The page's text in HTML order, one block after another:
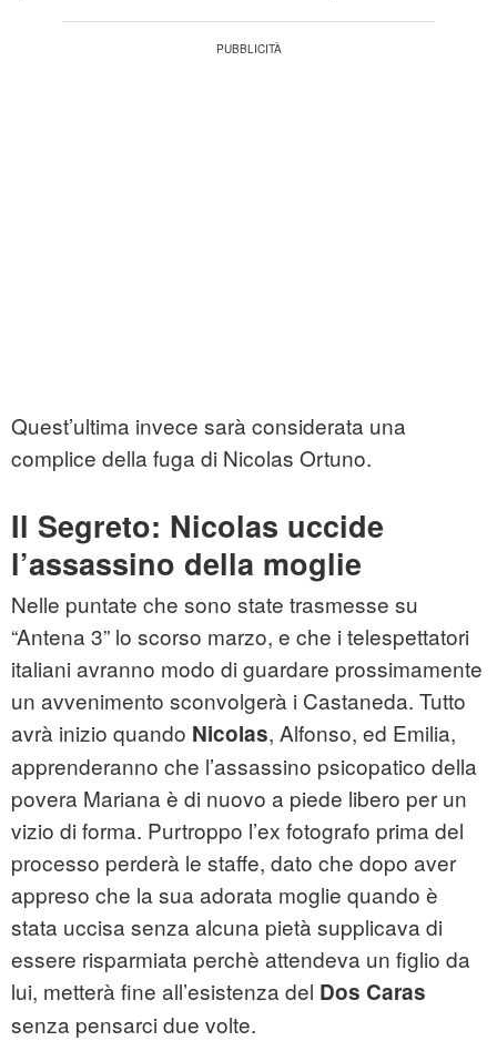
Quest’ultima invece sarà considerata una
complice della fuga di Nicolas Ortuno.
Il Segreto: Nicolas uccide
l’assassino della moglie
Nelle puntate che sono state trasmesse su
“Antena 3” lo scorso marzo, e che i telespettatori
italiani avranno modo di guardare prossimamente
un avvenimento sconvolgerà i Castaneda. Tutto
avrà inizio quando Nicolas, Alfonso, ed Emilia,
apprenderanno che l’assassino psicopatico della
povera Mariana è di nuovo a piede libero per un
vizio di forma. Purtroppo l’ex fotografo prima del
processo perderà le staffe, dato che dopo aver
appreso che la sua adorata moglie quando è
stata uccisa senza alcuna pietà supplicava di
essere risparmiata perchè attendeva un figlio da
lui, metterà fine all’esistenza del Dos Caras
senza pensarci due volte.